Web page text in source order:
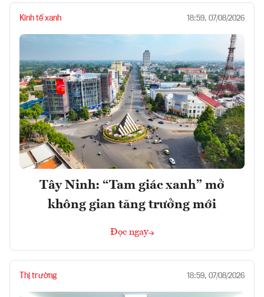
Kinh tế xanh 18:59, 07/08/2026
Tây Ninh: “Tam giác xanh” mở
không gian tăng trưởng mới
Đọc ngay
Thị trường 18:59, 07/08/2026